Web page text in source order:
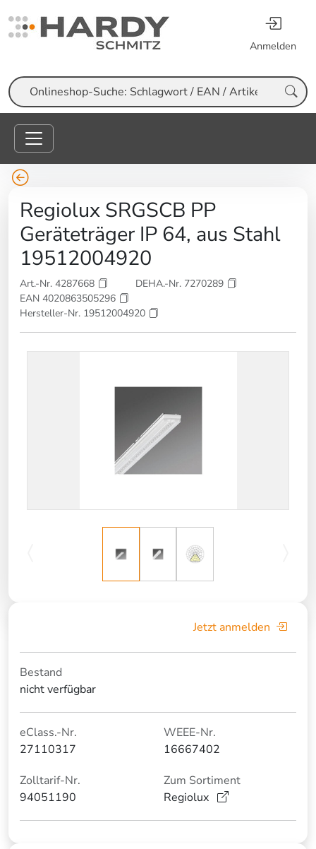
Anmelden
Suche
Regiolux SRGSCB PP
Geräteträger IP 64, aus Stahl
19512004920
Art.-Nr. 4287668
DEHA.-Nr. 7270289
EAN 4020863505296
Hersteller-Nr. 19512004920
Jetzt anmelden
Bestand
nicht verfügbar
eClass.-Nr.
27110317
WEEE-Nr.
16667402
Zolltarif-Nr.
94051190
Zum Sortiment
Regiolux